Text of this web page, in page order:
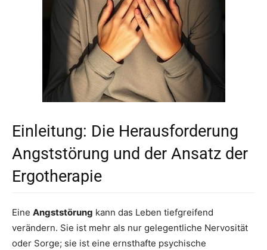
Einleitung: Die Herausforderung
Angststörung und der Ansatz der
Ergotherapie
Eine Angststörung kann das Leben tiefgreifend
verändern. Sie ist mehr als nur gelegentliche Nervosität
oder Sorge; sie ist eine ernsthafte psychische